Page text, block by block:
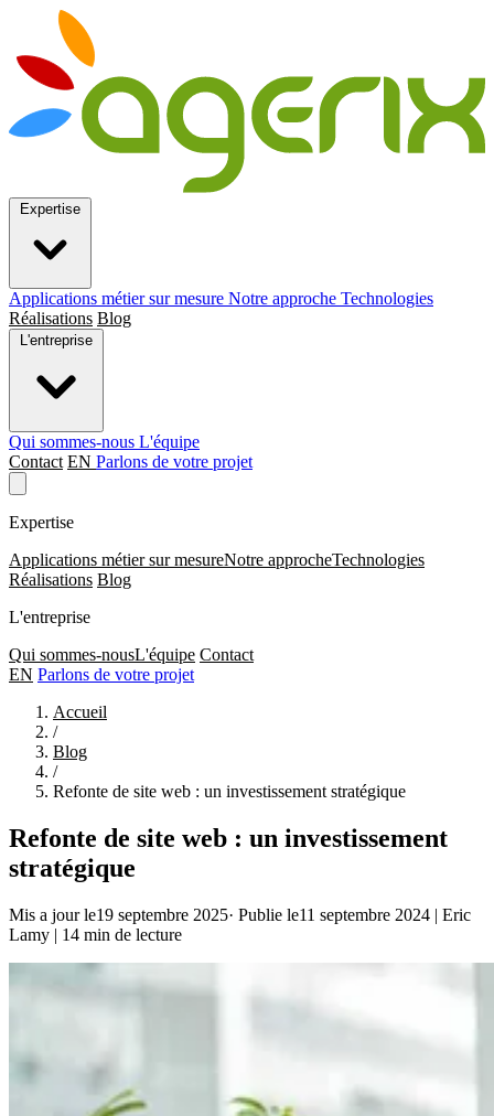
Applications métier sur mesure Notre approche Technologies
Réalisations Blog
Qui sommes-nous L'équipe
Contact EN Parlons de votre projet
Expertise
Applications métier sur mesureNotre approcheTechnologies
Réalisations Blog
L'entreprise
Qui sommes-nousL'équipe Contact
EN Parlons de votre projet
Accueil
/
Blog
/
Refonte de site web : un investissement stratégique
Refonte de site web : un investissement
stratégique
Mis a jour le19 septembre 2025· Publie le11 septembre 2024 | Eric
Lamy | 14 min de lecture